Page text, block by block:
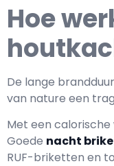
Hoe
De lange
van nature een
Met een
Goede nacht
RUF-briketten en